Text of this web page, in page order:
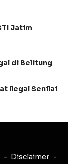
Jatim
di Belitung
Ilegal Senilai
Disclaimer